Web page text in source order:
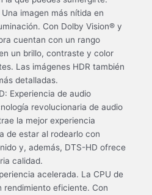
imagen más nítida en
Con Dolby Vision® y
cuentan con un rango
un brillo, contraste y color
Las imágenes HDR también
detalladas.
Experiencia de audio
revolucionaria de audio
la mejor experiencia
de estar al rodearlo con
y, además, DTS-HD ofrece
calidad.
acelerada. La CPU de
eficiente. Con